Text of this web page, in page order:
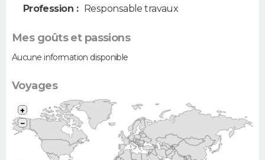
Profession :
Responsable travaux
Mes goûts et passions
Aucune information disponible
Voyages
+
−